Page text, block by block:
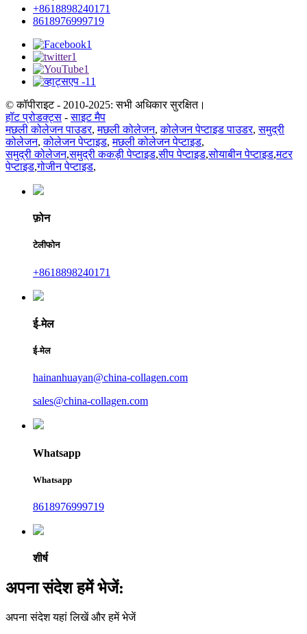
+8618898240171
8618976999719
© कॉपीराइट - 2010-2025: सभी अधिकार सुरक्षित।
हॉट प्रोडक्ट्स -साइट मैप
मछली कोलेजन पाउडर,मछली कोलेजन,कोलेजन पेप्टाइड पाउडर,समुद्री
कोलेजन,कोलेजन पेप्टाइड,मछली कोलेजन पेप्टाइड,
समुद्री कोलेजन,समुद्री ककड़ी पेप्टाइड,सीप पेप्टाइड,सोयाबीन पेप्टाइड,मटर
पेप्टाइड,गोजीन पेप्टाइड,
फ़ोन
टेलीफोन
+8618898240171
ई-मेल
ई-मेल
hainanhuayan@china-collagen.com
sales@china-collagen.com
Whatsapp
Whatsapp
8618976999719
शीर्ष
अपना संदेश हमें भेजें:
अपना संदेश यहां लिखें और हमें भेजें